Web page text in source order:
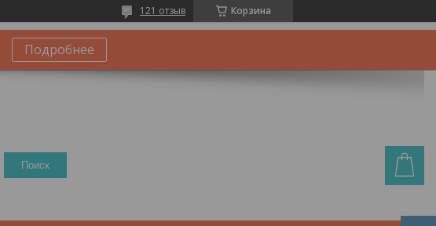
Корзина
121 отзыв
Подробнее
Поиск